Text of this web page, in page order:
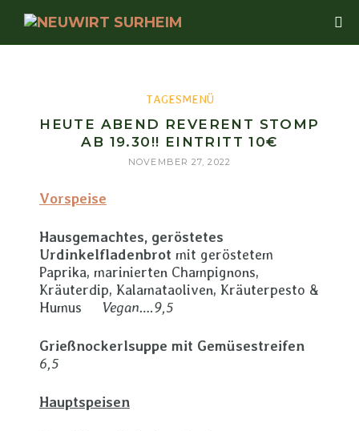
TAGESMENÜ
HEUTE ABEND REVERENT STOMP
AB 19.30!! EINTRITT 10€
NOVEMBER 27, 2022
Vorspeise
Hausgemachtes, geröstetes
Urdinkelfladenbrot mit geröstetem
Paprika, marinierten Champignons,
Kräuterdip, Kalamataoliven, Kräuterpesto &
Humus Vegan….9,5
Grießnockerlsuppe mit Gemüsestreifen
6,5
Hauptspeisen